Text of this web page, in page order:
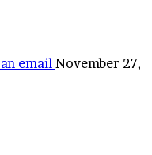
email November 27,